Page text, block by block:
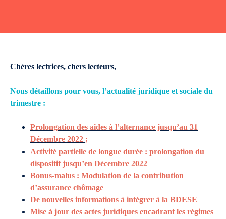
Chères lectrices, chers lecteurs,
Nous détaillons pour vous, l’actualité juridique et sociale du
trimestre :
Prolongation des aides à l’alternance jusqu’au 31
Décembre 2022 ;
Activité partielle de longue durée : prolongation du
dispositif jusqu’en Décembre 2022
Bonus-malus : Modulation de la contribution
d’assurance chômage
De nouvelles informations à intégrer à la BDESE
Mise à jour des actes juridiques encadrant les régimes